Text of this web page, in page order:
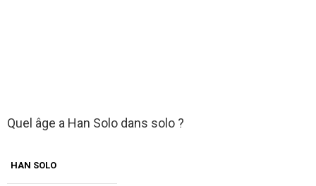
Quel âge a Han Solo dans solo ?
HAN SOLO